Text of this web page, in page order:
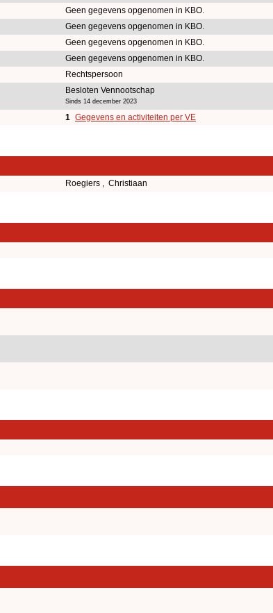
Geen gegevens opgenomen in KBO.
Geen gegevens opgenomen in KBO.
Geen gegevens opgenomen in KBO.
Geen gegevens opgenomen in KBO.
Rechtspersoon
Besloten Vennootschap
Sinds 14 december 2023
1 Gegevens en activiteiten per VE
Roegiers , Christiaan